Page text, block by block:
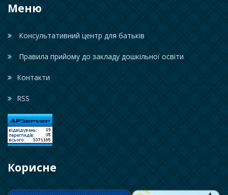
Меню
Консультативний центр для батьків
Правила прийому до закладу дошкільної освіти
Контакти
RSS
Корисне